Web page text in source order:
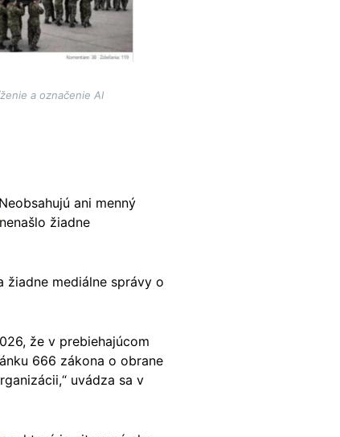
a označenie AI
ani menný
nenašlo žiadne
žiadne mediálne správy o
že v prebiehajúcom
666 zákona o obrane
uvádza sa v